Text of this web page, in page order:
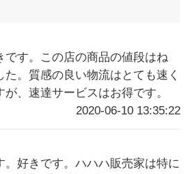
です。この店の商品の値段はね
た。質感の良い物流はとても速く
、速達サービスはお得です。
2020-06-10 13:35:22
。好きです。ハハハ販売家は特に